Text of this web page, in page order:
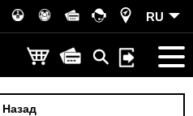
RU
Назад